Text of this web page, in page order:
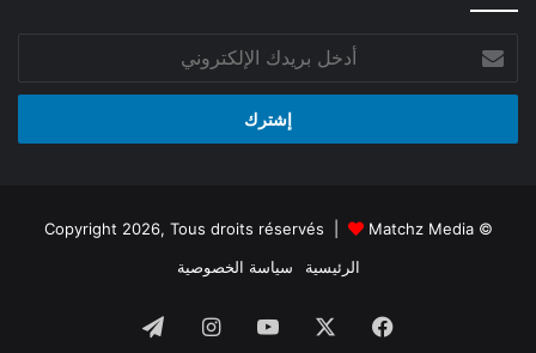
بريدك
الإلكتروني
© Copyright 2026, Tous droits réservés |
Matchz Media
الرئيسية
سياسة الخصوصية
فيسبوك ‫YouTubeانستقرام